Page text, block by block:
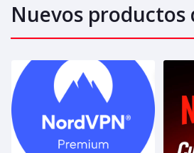
Nuevos productos